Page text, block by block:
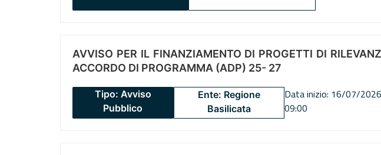
AVVISO PER IL FINANZIAMENTO DI PROGETTI DI
ACCORDO DI PROGRAMMA (ADP) 25- 27
Tipo: Avviso
Pubblico
Ente: Regione
Basilicata
Data inizio: 16/07/2026
09:00